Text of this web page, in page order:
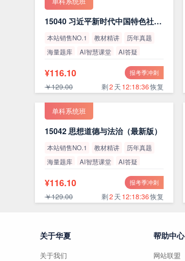
15040 习近平新时代中国特色社会主义思想概论（最新版）
本站销售NO.1 教材精讲
历年真题
海量题库
AI智慧课堂
AI答疑
报考季冲刺
¥116.10
￥129.00 剩2 天 12:18:35恢复
单科系统班
15042 思想道德与法治（最新版）
本站销售NO.1 教材精讲
历年真题
海量题库
AI智慧课堂
AI答疑
报考季冲刺
¥116.10
￥129.00 剩2 天 12:18:35恢复
关于华夏
关于我们
帮助中心
网站联盟